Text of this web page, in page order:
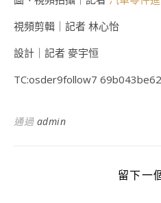
視頻剪輯｜記者 林心怡
設計｜記者 麥宇恒
TC:osder9follow7
通過 admin
留下一